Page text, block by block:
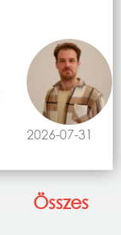
2026-07-31
Összes